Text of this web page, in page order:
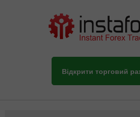
Відкрити торговий